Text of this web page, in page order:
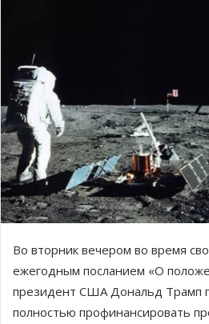
Во вторник вечером во время
ежегодным посланием «О
президент США Дональд Трамп
полностью профинансировать